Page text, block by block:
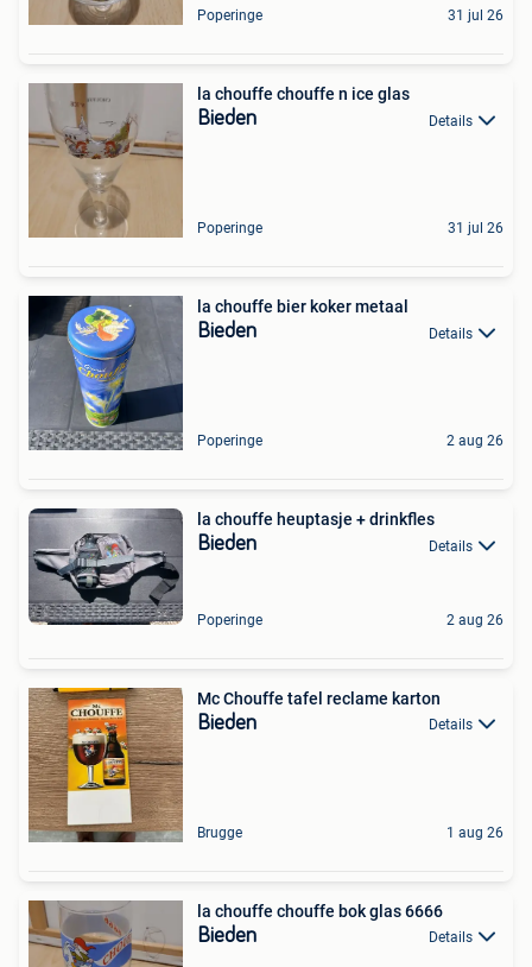
Poperinge 31 jul 26
la chouffe chouffe n ice glas
Bieden Details
Poperinge 31 jul 26
la chouffe bier koker metaal
Bieden Details
Poperinge 2 aug 26
la chouffe heuptasje + drinkfles
Bieden Details
Poperinge 2 aug 26
Mc Chouffe tafel reclame karton
Bieden Details
Brugge 1 aug 26
la chouffe chouffe bok glas 6666
Bieden Details